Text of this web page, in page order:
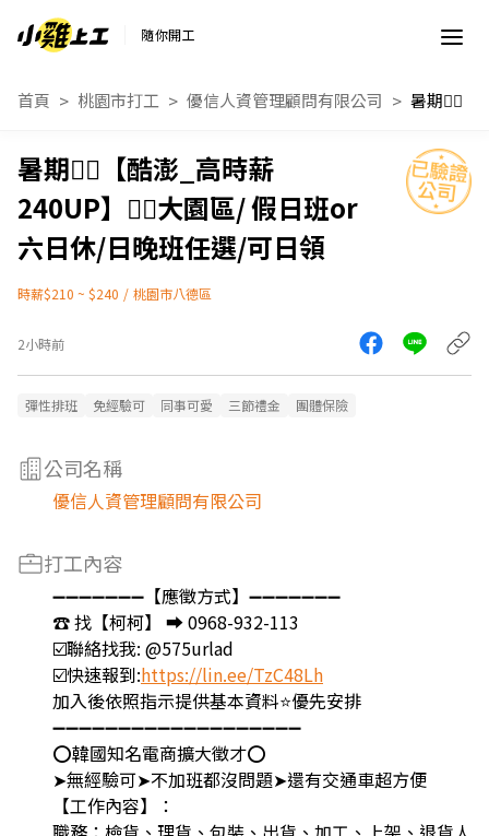
隨你開工
首頁 桃園市打工 優信人資管理顧問有限公司
暑期❤️‍🔥【酷澎_高時薪
240UP】❤️‍🔥大園區/ 假日班or
六日休/日晚班任選/可日領
時薪$210 ~ $240 / 桃園市八德區
2小時前
彈性排班 免經驗可 同事可愛 三節禮金 團體保險
公司名稱
優信人資管理顧問有限公司
打工內容
➖➖➖➖➖➖➖【應徵方式】➖➖➖➖➖➖➖
☎️ 找【柯柯】 ➡ 0968-932-113
☑️聯絡找我: @575urlad
☑️快速報到:https://lin.ee/TzC48Lh
加入後依照指示提供基本資料⭐優先安排
➖➖➖➖➖➖➖➖➖➖➖➖➖➖➖➖➖➖➖
⭕韓國知名電商擴大徵才⭕
➤無經驗可➤不加班都沒問題➤還有交通車超方便
【工作內容】：